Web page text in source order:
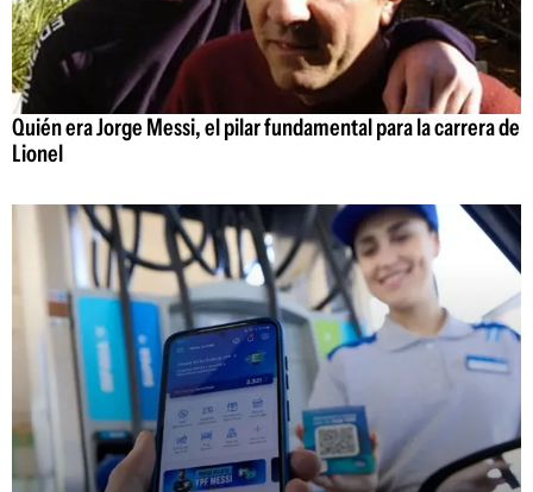
Quién era Jorge Messi, el pilar fundamental para la carrera de
Lionel